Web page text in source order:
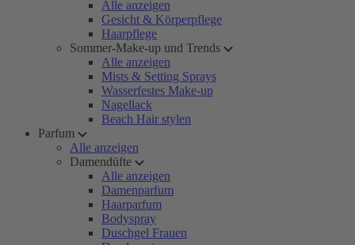
Alle anzeigen
Gesicht & Körperpflege
Haarpflege
Sommer-Make-up und Trends
Alle anzeigen
Mists & Setting Sprays
Wasserfestes Make-up
Nagellack
Beach Hair stylen
Parfum
Alle anzeigen
Damendüfte
Alle anzeigen
Damenparfum
Haarparfum
Bodyspray
Duschgel Frauen